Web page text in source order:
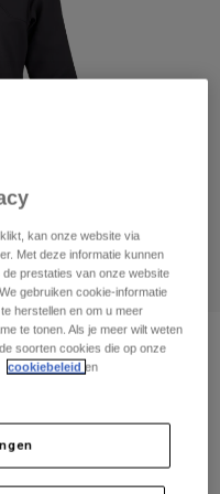
kan onze website via
Met deze informatie kunnen
prestaties van onze website
gebruiken cookie-informatie
herstellen en om u meer
te tonen. Als je meer wilt weten
soorten cookies die op onze
cookiebeleid en